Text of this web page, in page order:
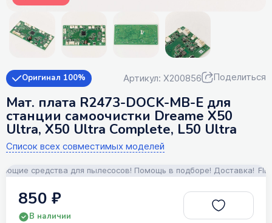
Оригинал 100% Артикул: X200856 Поделиться
Мат. плата R2473-DOCK-MB-E для
станции самоочистки Dreame X50
Ultra, X50 Ultra Complete, L50 Ultra
Список всех совместимых моделей
средства для пылесосов! Помощь в подборе! Доставка!
850 ₽
В наличии